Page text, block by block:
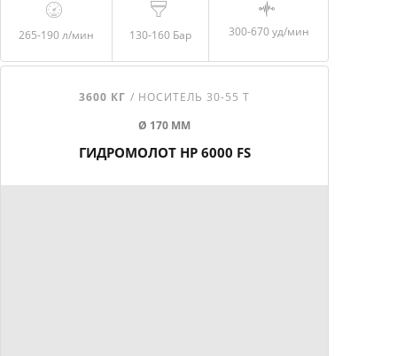
265-190л/мин 130-160 Бар 300-670 уд/мин
3600 КГ / НОСИТЕЛЬ 30-55 Т
Ø 170 ММ
ГИДРОМОЛОТ HP 6000 FS